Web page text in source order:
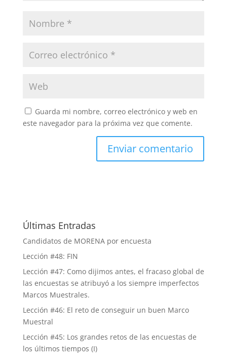
Guarda mi nombre, correo electrónico y web en
este navegador para la próxima vez que comente.
Últimas Entradas
Candidatos de MORENA por encuesta
Lección #48: FIN
Lección #47: Como dijimos antes, el fracaso global de
las encuestas se atribuyó a los siempre imperfectos
Marcos Muestrales.
Lección #46: El reto de conseguir un buen Marco
Muestral
Lección #45: Los grandes retos de las encuestas de
los últimos tiempos (I)